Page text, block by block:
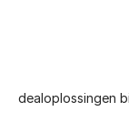
dealoplossingen